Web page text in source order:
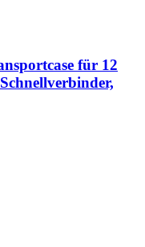
für 12